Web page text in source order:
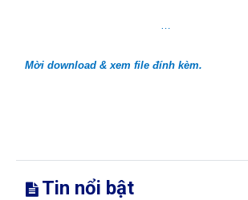
Mời download & xem file đính kèm.
Tin nổi bật